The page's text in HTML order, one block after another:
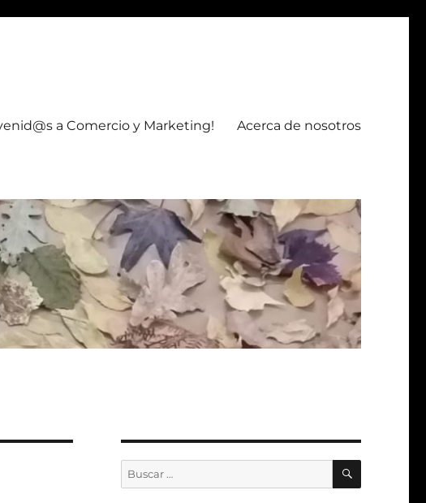
a Comercio y Marketing! Acerca de nosotros
Buscar
por:
BUSCAR